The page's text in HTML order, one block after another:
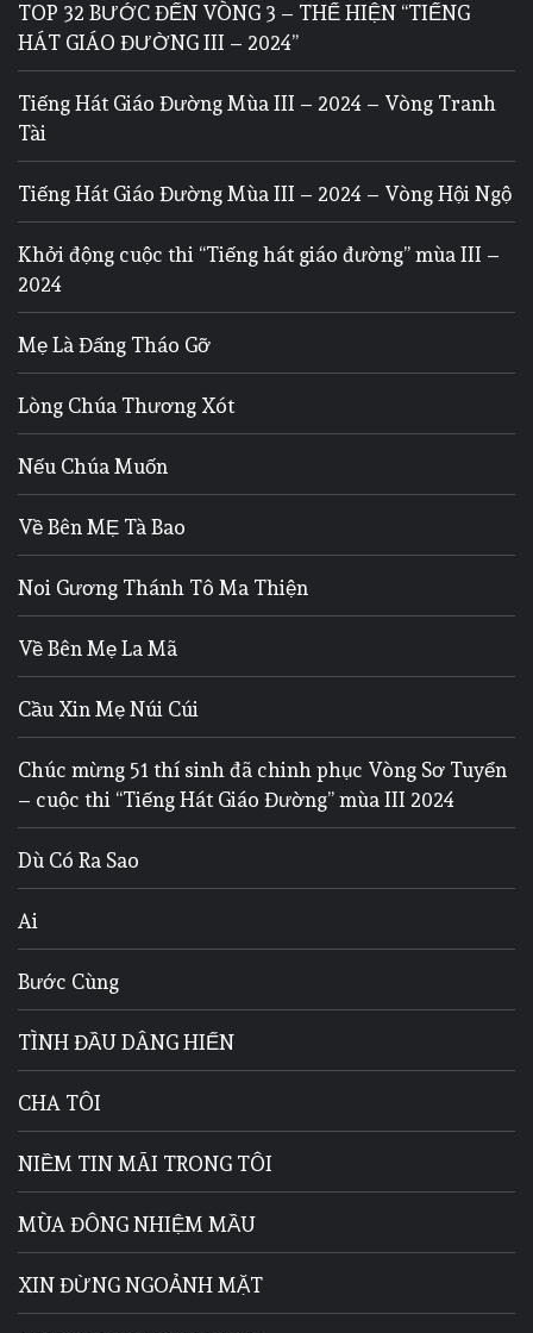
TOP 32 BƯỚC ĐẾN VÒNG 3 – THỂ HIỆN “TIẾNG
HÁT GIÁO ĐƯỜNG III – 2024”
Tiếng Hát Giáo Đường Mùa III – 2024 – Vòng Tranh
Tài
Tiếng Hát Giáo Đường Mùa III – 2024 – Vòng Hội Ngộ
Khởi động cuộc thi “Tiếng hát giáo đường” mùa III –
2024
Mẹ Là Đấng Tháo Gỡ
Lòng Chúa Thương Xót
Nếu Chúa Muốn
Về Bên MẸ Tà Bao
Noi Gương Thánh Tô Ma Thiện
Về Bên Mẹ La Mã
Cầu Xin Mẹ Núi Cúi
Chúc mừng 51 thí sinh đã chinh phục Vòng Sơ Tuyển
– cuộc thi “Tiếng Hát Giáo Đường” mùa III 2024
Dù Có Ra Sao
Ai
Bước Cùng
TÌNH ĐẦU DÂNG HIẾN
CHA TÔI
NIỀM TIN MÃI TRONG TÔI
MÙA ĐÔNG NHIỆM MẦU
XIN ĐỪNG NGOẢNH MẶT